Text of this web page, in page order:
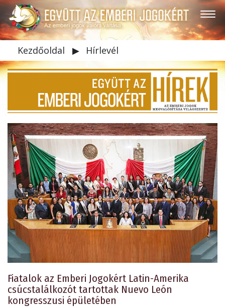
Kezdőoldal ▶ Hírlevél
Fiatalok az Emberi Jogokért Latin-Amerika
csúcstalálkozót tartottak Nuevo León
kongresszusi épületében